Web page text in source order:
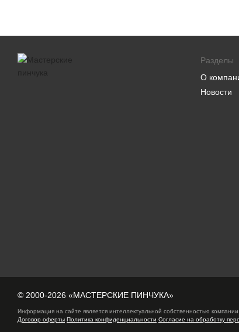
Разделы
О
Новости
© 2000-2026 «МАСТЕРСКИЕ ПИНЧУКА»
Информация на сайте является интеллектуальной собственностью
Договор оферты Политика конфиденциальности Согласие на обработку